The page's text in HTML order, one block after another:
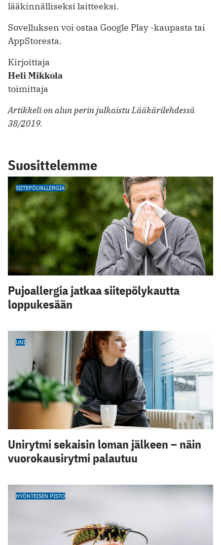
lääkinnälliseksi laitteeksi.
Sovelluksen voi ostaa Google Play -kaupasta tai
AppStoresta.
Kirjoittaja
Heli Mikkola
toimittaja
Artikkeli on alun perin julkaistu Lääkärilehdessä
38/2019.
Suosittelemme
SIITEPÖLYALLERGIA
Pujoallergia jatkaa siitepölykautta
loppukesään
UNI
Unirytmi sekaisin loman jälkeen – näin
vuorokausirytmi palautuu
HYÖNTEISEN PISTO